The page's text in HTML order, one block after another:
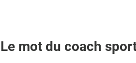
Le mot du coach